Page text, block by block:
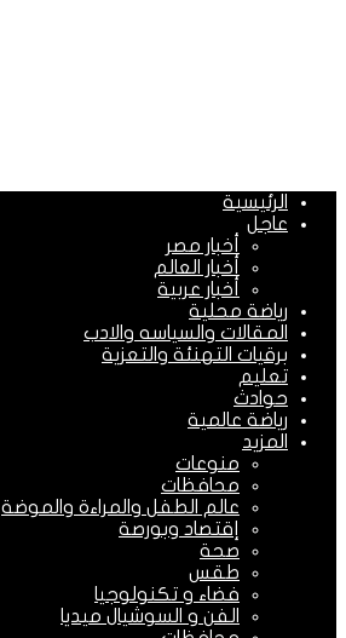
الرئيسية
عاجل
أخبار مصر
أخبار العالم
أخبار عربية
رياضة محلية
المقالات والسياسه والادب
برقيات التهنئة والتعزية
تعليم
حوادث
رياضة عالمية
المزيد
منوعات
محافظات
عالم الطفل والمراءة والموضة
إقتصاد وبورصة
صحة
طقس
فضاء و تكنولوجيا
الفن و السوشيال ميديا